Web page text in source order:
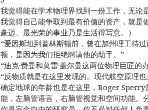
我觉得能在学术物理界找到一份工作，无论
我觉得自己能争取到最有价值的资产，就是
豪迈、最光荣的事业乃是生活得写意。）
“爱因斯坦到普林斯顿前，曾在加州理工待
顿，是因为我们拒绝聘请他的助手。”
“迪克·费曼和莫雷·盖尔曼这两位物理巨匠
“反物质就是在这里发现的。现代航空原理
确定地球的年龄也是在这里，Roger Sperry
能，左脑管语言，右脑管视觉和空间功能